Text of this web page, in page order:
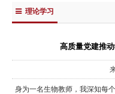
理论学习
高质量党建推
身为一名生物教师，我深知每